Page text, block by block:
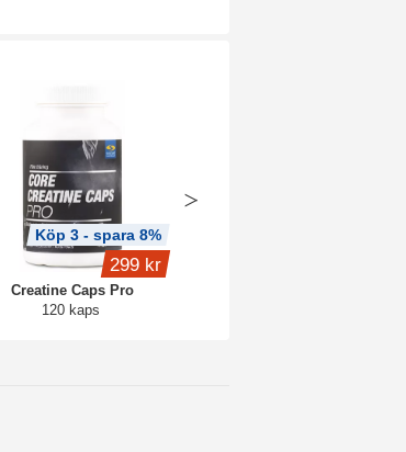
Creatine Caps Pro
120 kaps
Köp 3 - spara 8%
299 kr